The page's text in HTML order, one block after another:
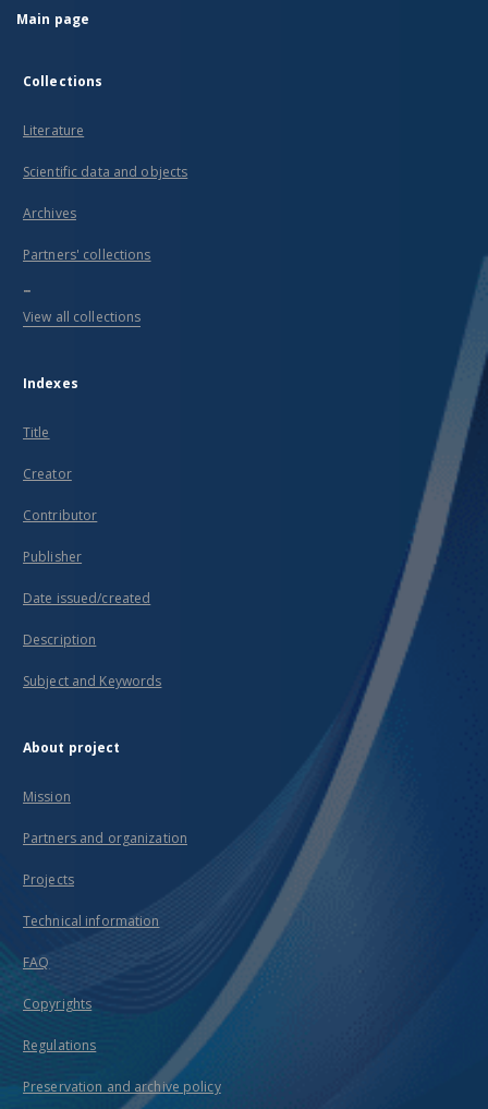
Main page
Collections
Literature
Scientific data and objects
Archives
Partners' collections
...
View all collections
Indexes
Title
Creator
Contributor
Publisher
Date issued/created
Description
Subject and Keywords
About project
Mission
Partners and organization
Projects
Technical information
FAQ
Copyrights
Regulations
Preservation and archive policy